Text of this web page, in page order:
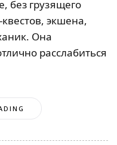
без грузящего
экшена,
Она
расслабиться